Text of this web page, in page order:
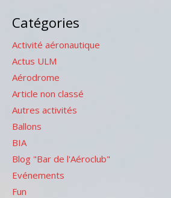
Catégories
Activité aéronautique
Actus ULM
Aérodrome
Article non classé
Autres activités
Ballons
BIA
Blog "Bar de l'Aéroclub"
Evénements
Fun